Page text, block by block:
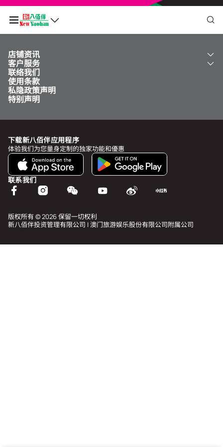
我的二维码
积分余额
于undefined前需再多消费MOP undefined，即可升级为
查看积分历史和状态
我的帐户
个人资料与安全
会籍礼遇
下载新八佰伴应用程序
体验我们为您量身定制的独家功能和優惠
联系我们
店铺资讯
关于我们
新八佰伴
NY8 新八佰伴
儿童世界
新八佰伴特卖店
客户服务
工银新八佰伴 VISA 卡
免费送货服务
泊车
其他服务
联络我们
使用条款
私隐政策声明
特别声明
版权所有 © 2026 保留一切权利
新八佰伴投资管理有限公司 | 澳门旅游娱乐股份有限公司附属公司